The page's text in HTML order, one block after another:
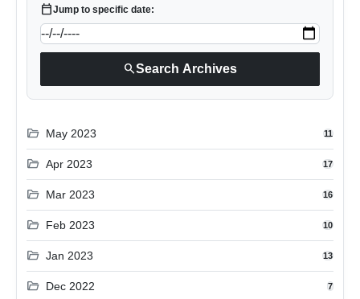
calendar_todayJump to specific date:
searchSearch Archives
folder_open May 2023 11
folder_open Apr 2023 17
folder_open Mar 2023 16
folder_open Feb 2023 10
folder_open Jan 2023 13
folder_open Dec 2022 7